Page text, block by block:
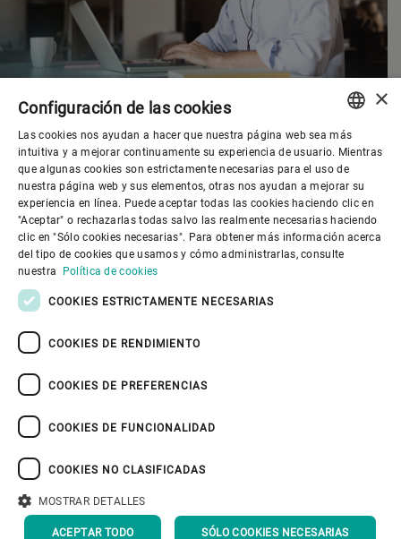
Gobierno corporativo
El mundo de Bühler
Seguridad de la información
VOLVER ARRIBA
ENGLISH
SPANISH
GERMAN
FRENCH
×
Configuración de las cookies
Las cookies nos ayudan a hacer que nuestra página web sea más
intuitiva y a mejorar continuamente su experiencia de usuario. Mientras
que algunas cookies son estrictamente necesarias para el uso de
nuestra página web y sus elementos, otras nos ayudan a mejorar su
experiencia en línea. Puede aceptar todas las cookies haciendo clic en
"Aceptar" o rechazarlas todas salvo las realmente necesarias haciendo
clic en "Sólo cookies necesarias". Para obtener más información acerca
del tipo de cookies que usamos y cómo administrarlas, consulte
nuestra Política de cookies
COOKIES ESTRICTAMENTE NECESARIAS
COOKIES DE RENDIMIENTO
COOKIES DE PREFERENCIAS
COOKIES DE FUNCIONALIDAD
COOKIES NO CLASIFICADAS
MOSTRAR DETALLES
ACEPTAR TODO SÓLO COOKIES NECESARIAS